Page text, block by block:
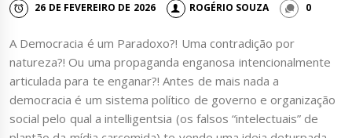
26 DE FEVEREIRO DE 2026 ROGÉRIO SOUZA 0
A Democracia é um Paradoxo?! Uma contradição por
natureza?! Ou uma propaganda enganosa intencionalmente
articulada para te enganar?! Antes de mais nada a
democracia é um sistema político de governo e organização
social pelo qual a intelligentsia (os falsos “intelectuais” de